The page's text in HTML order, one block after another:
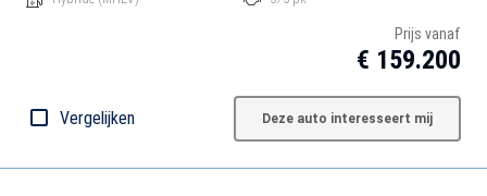
Prijs vanaf
€ 159.200
Vergelijken Deze auto interesseert mij